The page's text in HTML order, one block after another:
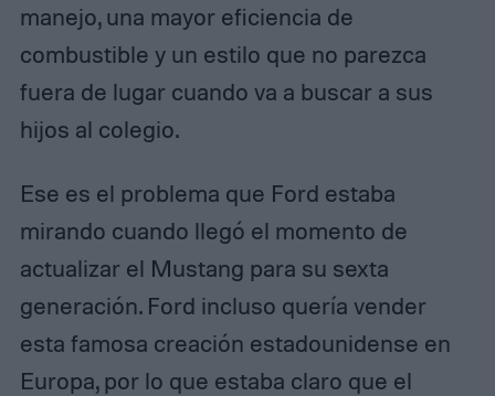
manejo, una mayor eficiencia de
combustible y un estilo que no parezca
fuera de lugar cuando va a buscar a sus
hijos al colegio.
Ese es el problema que Ford estaba
mirando cuando llegó el momento de
actualizar el Mustang para su sexta
generación. Ford incluso quería vender
esta famosa creación estadounidense en
Europa, por lo que estaba claro que el